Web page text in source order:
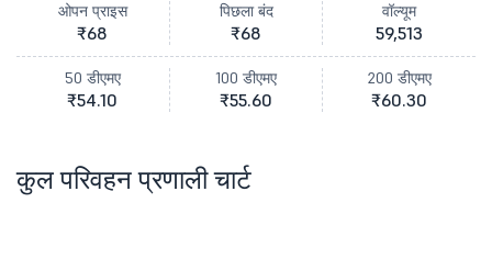
ओपन प्राइस
₹68
पिछला बंद
₹68
वॉल्यूम
59,513
50 डीएमए
₹54.10
100 डीएमए
₹55.60
200 डीएमए
₹60.30
कुल परिवहन प्रणाली चार्ट